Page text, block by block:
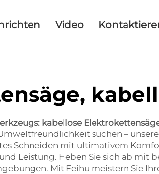
Video
kabellose
suchen –
Schneiden mit ultimativem
Leistung. Heben Sie sich ab mit
Mit Feihu meistern Sie